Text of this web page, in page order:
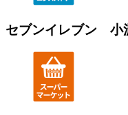
セブンイレブン 小